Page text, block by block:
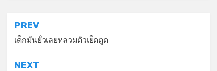
แนะแนว
เรื่อง
PREV
เด็กมันยั่วเลยหลวมตัวเย็ดตูด
NEXT